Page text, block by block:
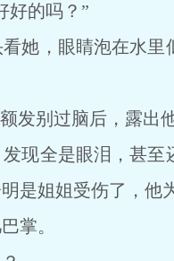
的吗？”
，眼睛泡在水里
别过脑后，露出他
全是眼泪，甚至
是姐姐受伤了，他
掌。